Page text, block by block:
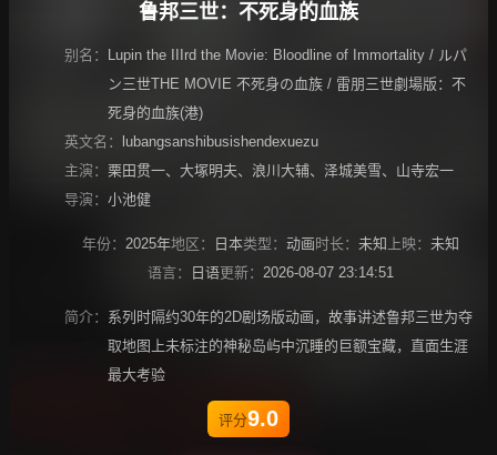
鲁邦三世：不死身的血族
别名：
Lupin the IIIrd the Movie: Bloodline of Immortality / ルパ
ン三世THE MOVIE 不死身の血族 / 雷朋三世劇場版：不
死身的血族(港)
英文名：
lubangsanshibusishendexuezu
主演： 栗田贯一、 大塚明夫、 浪川大辅、 泽城美雪、 山寺宏一
导演： 小池健
年份： 2025年地区： 日本类型： 动画 时长： 未知 上映： 未知
语言：
日语更新： 2026-08-07 23:14:51
简介： 系列时隔约30年的2D剧场版动画，故事讲述鲁邦三世为夺
取地图上未标注的神秘岛屿中沉睡的巨额宝藏，直面生涯
最大考验
评分9.0